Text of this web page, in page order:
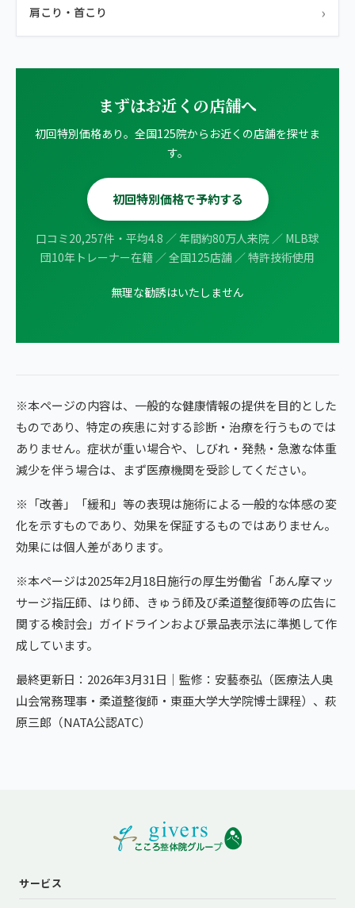
肩こり・首こり ›
まずはお近くの店舗へ
初回特別価格あり。全国125院からお近くの店舗を探せま
す。
初回特別価格で予約する
口コミ20,257件・平均4.8 ／ 年間約80万人来院 ／ MLB球
団10年トレーナー在籍 ／ 全国125店舗 ／ 特許技術使用
無理な勧誘はいたしません
※本ページの内容は、一般的な健康情報の提供を目的とした
ものであり、特定の疾患に対する診断・治療を行うものでは
ありません。症状が重い場合や、しびれ・発熱・急激な体重
減少を伴う場合は、まず医療機関を受診してください。
※「改善」「緩和」等の表現は施術による一般的な体感の変
化を示すものであり、効果を保証するものではありません。
効果には個人差があります。
※本ページは2025年2月18日施行の厚生労働省「あん摩マッ
サージ指圧師、はり師、きゅう師及び柔道整復師等の広告に
関する検討会」ガイドラインおよび景品表示法に準拠して作
成しています。
最終更新日：2026年3月31日｜監修：安藝泰弘（医療法人奥
山会常務理事・柔道整復師・東亜大学大学院博士課程）、萩
原三郎（NATA公認ATC）
サービス